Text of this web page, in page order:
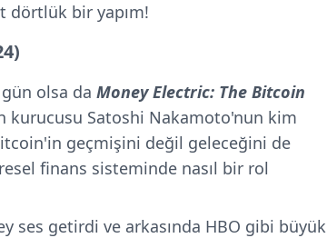
dörtlük bir yapım!
gün olsa da Money Electric: The Bitcoin
kurucusu Satoshi Nakamoto'nun kim
geçmişini değil geleceğini de
finans sisteminde nasıl bir rol
ses getirdi ve arkasında HBO gibi büyük